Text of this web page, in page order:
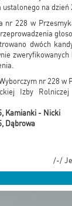
ustalonego na
nr 228 w
dwóch
nr 228 w
Izby
Kamianki - Nicki
Dąbrowa
/-/